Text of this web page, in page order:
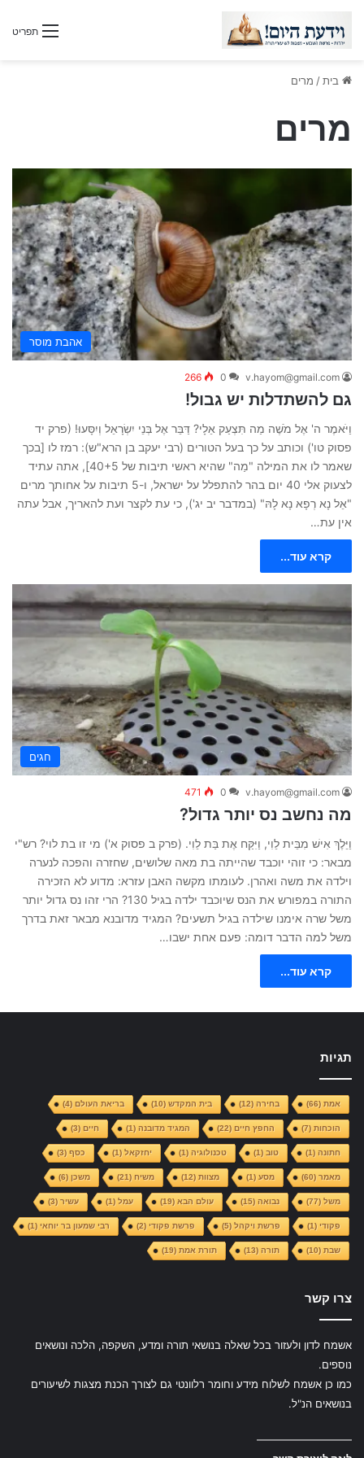
תפריט
בית/ מרים
מרים
אהבת מוסר
v.hayom@gmail.com
0
266
גם להשתדלות יש גבול!
וַיֹּאמֶר ה' אֶל מֹשֶׁה מַה תִּצְעַק אֵלָי? דַּבֵּר אֶל בְּנֵי יִשְׂרָאֵל וְיִסָּעוּ! (פרק יד
פסוק טו') וכותב על כך בעל הטורים (רבי יעקב בן הרא"ש): רמז לו [בכך
שאמר לו את המילה "מַה" שהיא ראשי תיבות של 40+5], אתה עתיד
לצעוק אלי 40 יום בהר להתפלל על ישראל, ו-5 תיבות על אחותך מרים
"אֵל נָא רְפָא נָא לָהּ" (במדבר יב יג'), כי עת לקצר ועת להאריך, אבל עתה
אין עת…
קרא עוד...
חגים
v.hayom@gmail.com
0
471
מה נחשב נס יותר גדול?
וַיֵּלֶךְ אִישׁ מִבֵּית לֵוִי, וַיִּקַּח אֶת בַּת לֵוִי. (פרק ב פסוק א') מי זו בת לוי? רש"י
מבאר: כי זוהי יוכבד שהייתה בת מאה שלושים, שחזרה והפכה לנערה
וילדה את משה ואהרן. לעומתו מקשה האבן עזרא: מדוע לא הזכירה
התורה במפורש את הנס שיוכבד ילדה בגיל 130? הרי זהו נס גדול יותר
משל שרה אימנו שילדה בגיל תשעים? המגיד מדובנא מבאר זאת בדרך
משל למה הדבר דומה: פעם אחת ישבו…
קרא עוד...
תגיות
אמת(66) בחירה(12) בית המקדש(10) בריאת העולם(4)
הוכחות(7) החפץ חיים(22) המגיד מדובנה(1) חיים(3)
חתונה(1) טוב(1) טכנולוגיה(1) יחזקאל(1) כסף(3)
מאמר(60) מסע(1) מצוות(12) משיח(21) משכן(6)
משל(77) נבואה(15) עולם הבא(19) עמל(1) עשיר(3)
פקודי (1) פרשת ויקהל(5) פרשת פקודי (2) רבי שמעון בר יוחאי (1)
שבת(10) תורה(13) תורת אמת(19)
צרו קשר
אשמח לדון ולעזור בכל שאלה בנושאי תורה ומדע, השקפה, הלכה ונושאים
נוספים.
כמו כן אשמח לשלוח מידע וחומר רלוונטי גם לצורך הכנת מצגות לשיעורים
בנושאים הנ"ל.
—————————